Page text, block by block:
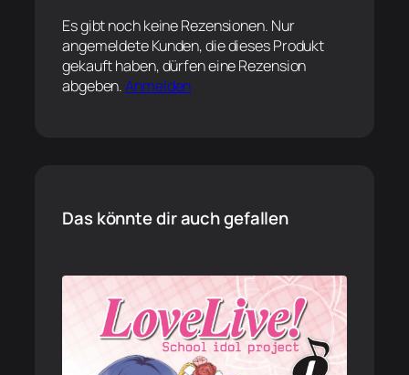
Es gibt noch keine Rezensionen. Nur
angemeldete Kunden, die dieses Produkt
gekauft haben, dürfen eine Rezension
abgeben.Anmelden
Das könnte dir auch gefallen